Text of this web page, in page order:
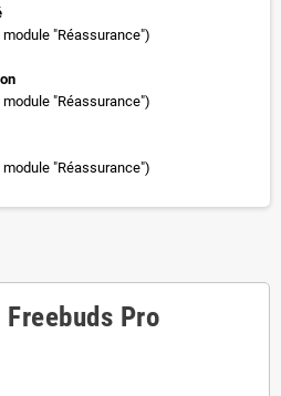
"Réassurance")
"Réassurance")
"Réassurance")
Freebuds Pro